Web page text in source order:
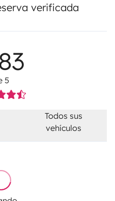
verificada
5
Todos sus
vehículos